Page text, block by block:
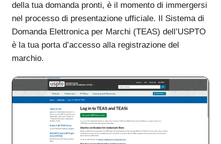
della tua domanda pronti, è il momento di immergersi
nel processo di presentazione ufficiale. Il Sistema di
Domanda Elettronica per Marchi (TEAS) dell’USPTO
è la tua porta d’accesso alla registrazione del
marchio.